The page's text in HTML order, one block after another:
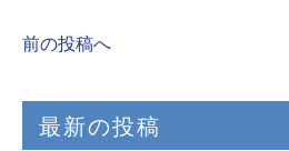
前の投稿へ
最新の投稿